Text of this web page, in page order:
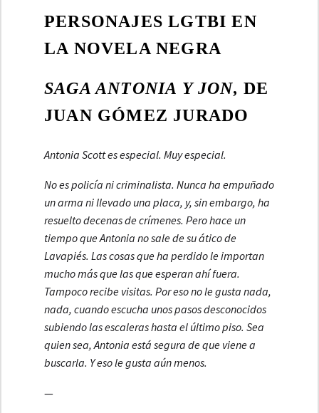
PERSONAJES LGTBI EN
LA NOVELA NEGRA
SAGA ANTONIA Y JON, DE
JUAN GÓMEZ JURADO
Antonia Scott es especial. Muy especial.
No es policía ni criminalista. Nunca ha empuñado
un arma ni llevado una placa, y, sin embargo, ha
resuelto decenas de crímenes. Pero hace un
tiempo que Antonia no sale de su ático de
Lavapiés. Las cosas que ha perdido le importan
mucho más que las que esperan ahí fuera.
Tampoco recibe visitas. Por eso no le gusta nada,
nada, cuando escucha unos pasos desconocidos
subiendo las escaleras hasta el último piso. Sea
quien sea, Antonia está segura de que viene a
buscarla. Y eso le gusta aún menos.
—